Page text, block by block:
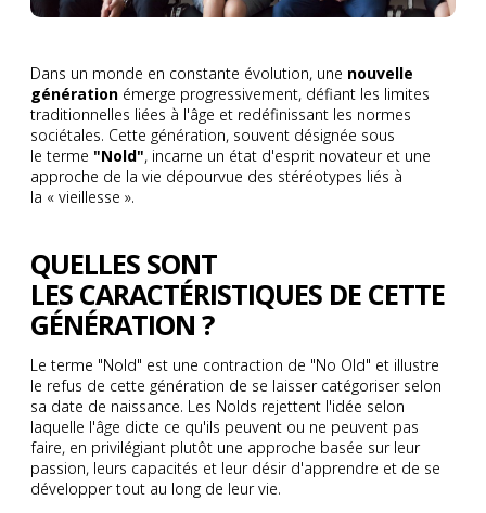
Dans un monde en constante évolution, une nouvelle
génération émerge progressivement, défiant les limites
traditionnelles liées à l'âge et redéfinissant les normes
sociétales. Cette génération, souvent désignée sous
le terme "Nold", incarne un état d'esprit novateur et une
approche de la vie dépourvue des stéréotypes liés à
la « vieillesse ».
QUELLES SONT
LES CARACTÉRISTIQUES DE CETTE
GÉNÉRATION ?
Le terme "Nold" est une contraction de "No Old" et illustre
le refus de cette génération de se laisser catégoriser selon
sa date de naissance. Les Nolds rejettent l'idée selon
laquelle l'âge dicte ce qu'ils peuvent ou ne peuvent pas
faire, en privilégiant plutôt une approche basée sur leur
passion, leurs capacités et leur désir d'apprendre et de se
développer tout au long de leur vie.